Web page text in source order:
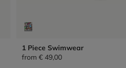
1 Piece Swimwear
from € 49,00